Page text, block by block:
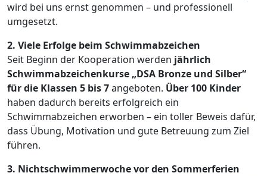
wird bei uns ernst genommen – und professionell
umgesetzt.
2. Viele Erfolge beim Schwimmabzeichen
Seit Beginn der Kooperation werden jährlich
Schwimmabzeichenkurse „DSA Bronze und Silber“
für die Klassen 5 bis 7angeboten. Über 100 Kinder
haben dadurch bereits erfolgreich ein
Schwimmabzeichen erworben – ein toller Beweis dafür,
dass Übung, Motivation und gute Betreuung zum Ziel
führen.
3. Nichtschwimmerwoche vor den Sommerferien